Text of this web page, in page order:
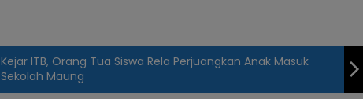
Kejar ITB, Orang Tua Siswa Rela Perjuangkan Anak Masuk
Sekolah Maung